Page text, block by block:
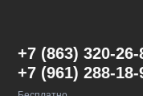
+7 (863) 320-26-
+7 (961) 288-18-